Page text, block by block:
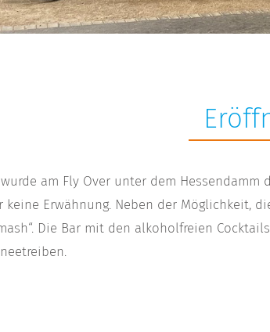
am Fly Over unter dem
Erwähnung. Neben der Möglichkeit,
Die Bar mit den alkoholfreien